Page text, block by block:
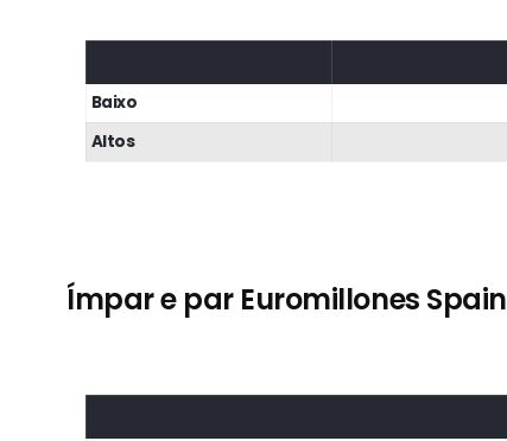
Baixo
Altos
Ímpar e par Euromillones Spain